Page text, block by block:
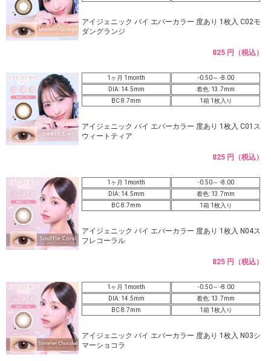
アイジェニック バイ エバーカラー 度あり 1枚入 C02モ
ダングランジ
825 円（税込）
1ヶ月 1month
-0.50～ -8.00
DIA: 14.5mm
着色: 13.7mm
BC 8.7mm
1箱 1枚入り
アイジェニック バイ エバーカラー 度あり 1枚入 C01ス
ウィートティア
825 円（税込）
1ヶ月 1month
-0.50～ -8.00
DIA: 14.5mm
着色: 13.7mm
BC 8.7mm
1箱 1枚入り
アイジェニック バイ エバーカラー 度あり 1枚入 N04ス
フレコーラル
825 円（税込）
1ヶ月 1month
-0.50～ -8.00
DIA: 14.5mm
着色: 13.7mm
BC 8.7mm
1箱 1枚入り
アイジェニック バイ エバーカラー 度あり 1枚入 N03シ
マーショコラ